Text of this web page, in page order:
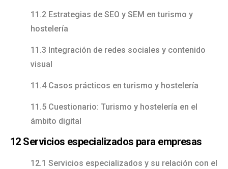
11.2 Estrategias de SEO y SEM en turismo y
hostelería
11.3 Integración de redes sociales y contenido
visual
11.4 Casos prácticos en turismo y hostelería
11.5 Cuestionario: Turismo y hostelería en el
ámbito digital
12 Servicios especializados para empresas
12.1 Servicios especializados y su relación con el